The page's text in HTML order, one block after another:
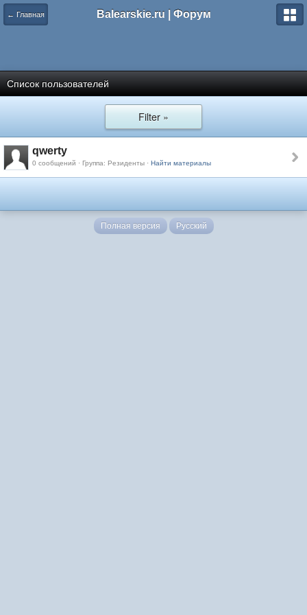
← Главная Balearskie.ru | Форум
Список пользователей
Filter »
qwerty
0 сообщений · Группа: Резиденты · Найти материалы
Полная версия Русский